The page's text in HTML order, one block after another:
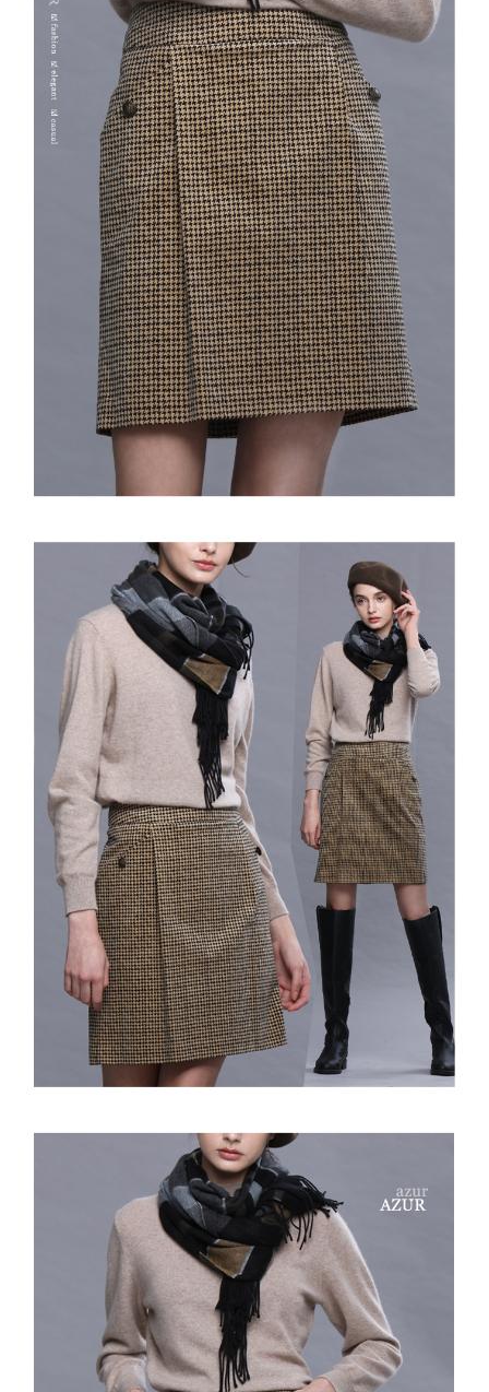
※ 請注意：結帳手續完成當下不需立刻繳費，但若您需要取消訂單，請聯絡
購買商品的店家。未經商家同意取消之訂單仍視為有效，需透過AFTEE先享
後付繳納相關費用。
※ 交易是否成功請以「AFTEE先享後付 」之結帳頁面顯示為準，若有關於
是否繳費成功／繳費後需取消欲退款等相關疑問，請聯繫「AFTEE先享後付
客戶支援中心」https://netprotections.freshdesk.com/support/home
【注意事項】
１．透過由恩沛科技股份有限公司提供之「AFTEE先享後付」服務完成之交
易，需依本服務之必要範圍內提供個人資料，並將交易相關給付款項請求債
權轉讓予恩沛科技股份有限公司。
２．關於個人資料處理事宜，請瀏覽以下網址：
https://aftee.tw/terms/#terms3
３．未成年的使用者請事先徵得法定代理人或監護人之同意方可使用
「AFTEE先享後付」，若未經同意申辦者引起之損失，本公司不負相關責
４．使用「AFTEE先享後付」時，將依據個別帳號之用戶狀況，依本公司即
時審查核予不同之上限額度；若仍有額度不足之情形，本公司將視審查結果
請求用戶進行身份認證。
５．嚴禁一人註冊多個帳號或使用他人資訊註冊。若發現惡意使用之情形，
恩沛科技股份有限公司將有權停止該用戶之使用額度並採取法律行動。
付款後7-11取貨---滿2000元免運
每筆NT$60，滿NT$2,000(含以上)免運費
宅配-滿2000元免運
每筆NT$120，滿NT$2,000(含以上)免運費